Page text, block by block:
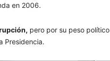
en 2006.
pero por su peso político
Presidencia.